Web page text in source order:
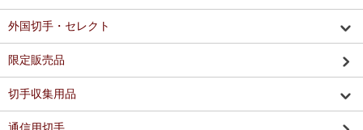
外国切手・セレクト
限定販売品
切手収集用品